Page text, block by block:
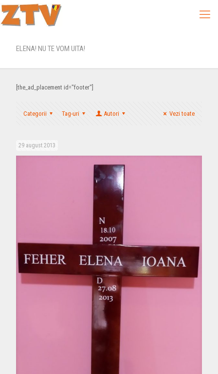
ELENA! NU TE VOM UITA!
[the_ad_placement id="footer"]
Categorii Tag-uri Autori Vezi toate
29 august 2013